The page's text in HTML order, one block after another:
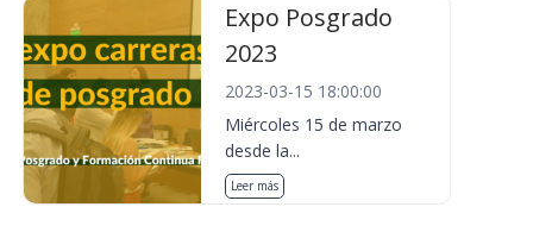
Expo Posgrado
2023
2023-03-15 18:00:00
Miércoles 15 de marzo
desde la...
Leer más